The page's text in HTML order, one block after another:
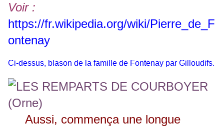
Voir :
https://fr.wikipedia.org/wiki/Pierre_de_F
ontenay
Ci-dessus, blason de la famille de Fontenay par Gilloudifs.
Aussi, commença une longue